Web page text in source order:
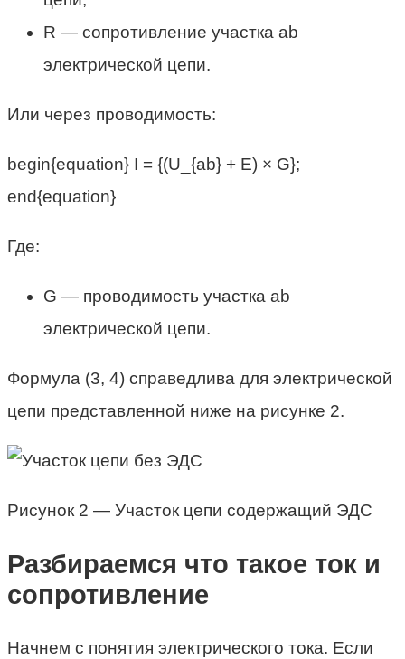
R — сопротивление участка ab
электрической цепи.
Или через проводимость:
begin{equation} I = {(U_{ab} + E) × G};
end{equation}
Где:
G — проводимость участка ab
электрической цепи.
Формула (3, 4) справедлива для электрической
цепи представленной ниже на рисунке 2.
Рисунок 2 — Участок цепи содержащий ЭДС
Разбираемся что такое ток и
сопротивление
Начнем с понятия электрического тока. Если